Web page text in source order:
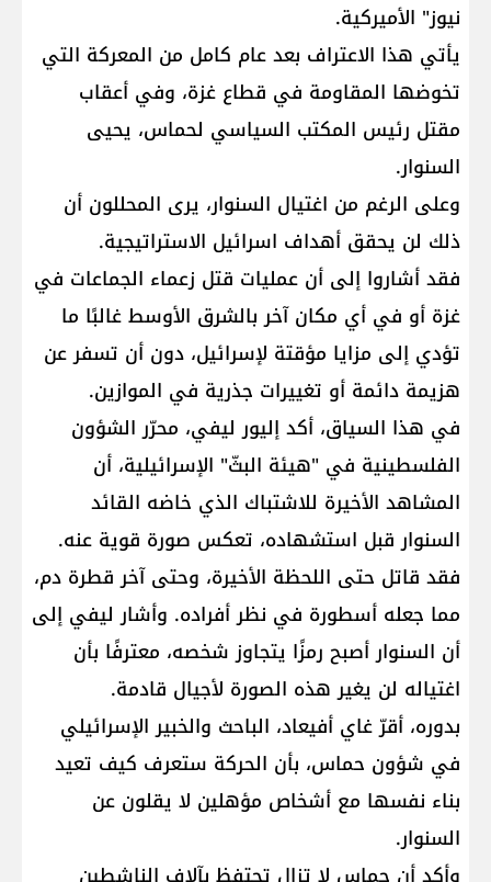
نيوز" الأميركية.
يأتي هذا الاعتراف بعد عام كامل من المعركة التي
تخوضها المقاومة في قطاع غزة، وفي أعقاب
مقتل رئيس المكتب السياسي لحماس، يحيى
السنوار.
وعلى الرغم من اغتيال السنوار، يرى المحللون أن
ذلك لن يحقق أهداف اسرائيل الاستراتيجية.
فقد أشاروا إلى أن عمليات قتل زعماء الجماعات في
غزة أو في أي مكان آخر بالشرق الأوسط غالبًا ما
تؤدي إلى مزايا مؤقتة لإسرائيل، دون أن تسفر عن
هزيمة دائمة أو تغييرات جذرية في الموازين.
في هذا السياق، أكد إليور ليفي، محرّر الشؤون
الفلسطينية في "هيئة البثّ" الإسرائيلية، أن
المشاهد الأخيرة للاشتباك الذي خاضه القائد
السنوار قبل استشهاده، تعكس صورة قوية عنه.
فقد قاتل حتى اللحظة الأخيرة، وحتى آخر قطرة دم،
مما جعله أسطورة في نظر أفراده. وأشار ليفي إلى
أن السنوار أصبح رمزًا يتجاوز شخصه، معترفًا بأن
اغتياله لن يغير هذه الصورة لأجيال قادمة.
بدوره، أقرّ غاي أفيعاد، الباحث والخبير الإسرائيلي
في شؤون حماس، بأن الحركة ستعرف كيف تعيد
بناء نفسها مع أشخاص مؤهلين لا يقلون عن
السنوار.